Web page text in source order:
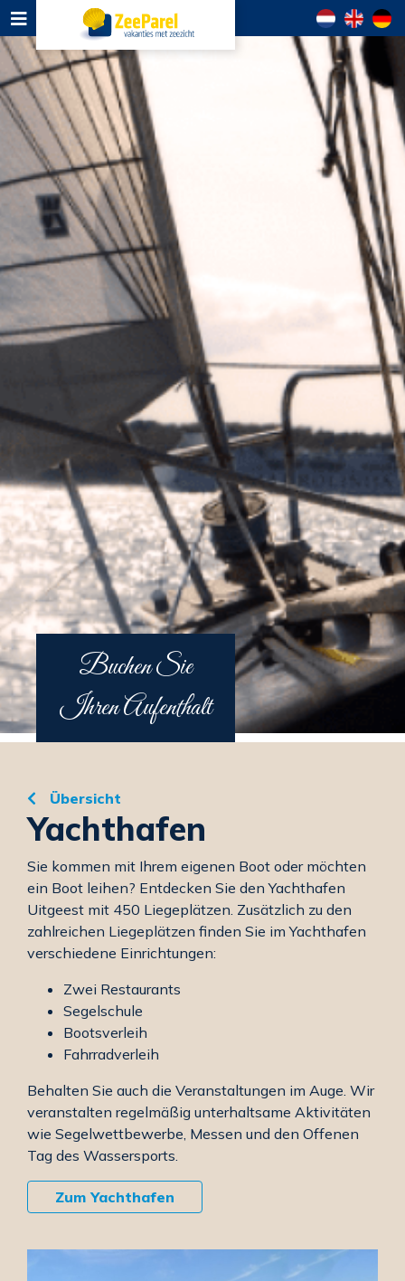
Buchen Sie
Ihren Aufenthalt
Übersicht
Yachthafen
Sie kommen mit Ihrem eigenen Boot oder möchten
ein Boot leihen? Entdecken Sie den Yachthafen
Uitgeest mit 450 Liegeplätzen. Zusätzlich zu den
zahlreichen Liegeplätzen finden Sie im Yachthafen
verschiedene Einrichtungen:
Zwei Restaurants
Segelschule
Bootsverleih
Fahrradverleih
Behalten Sie auch die Veranstaltungen im Auge. Wir
veranstalten regelmäßig unterhaltsame Aktivitäten
wie Segelwettbewerbe, Messen und den Offenen
Tag des Wassersports.
Zum Yachthafen